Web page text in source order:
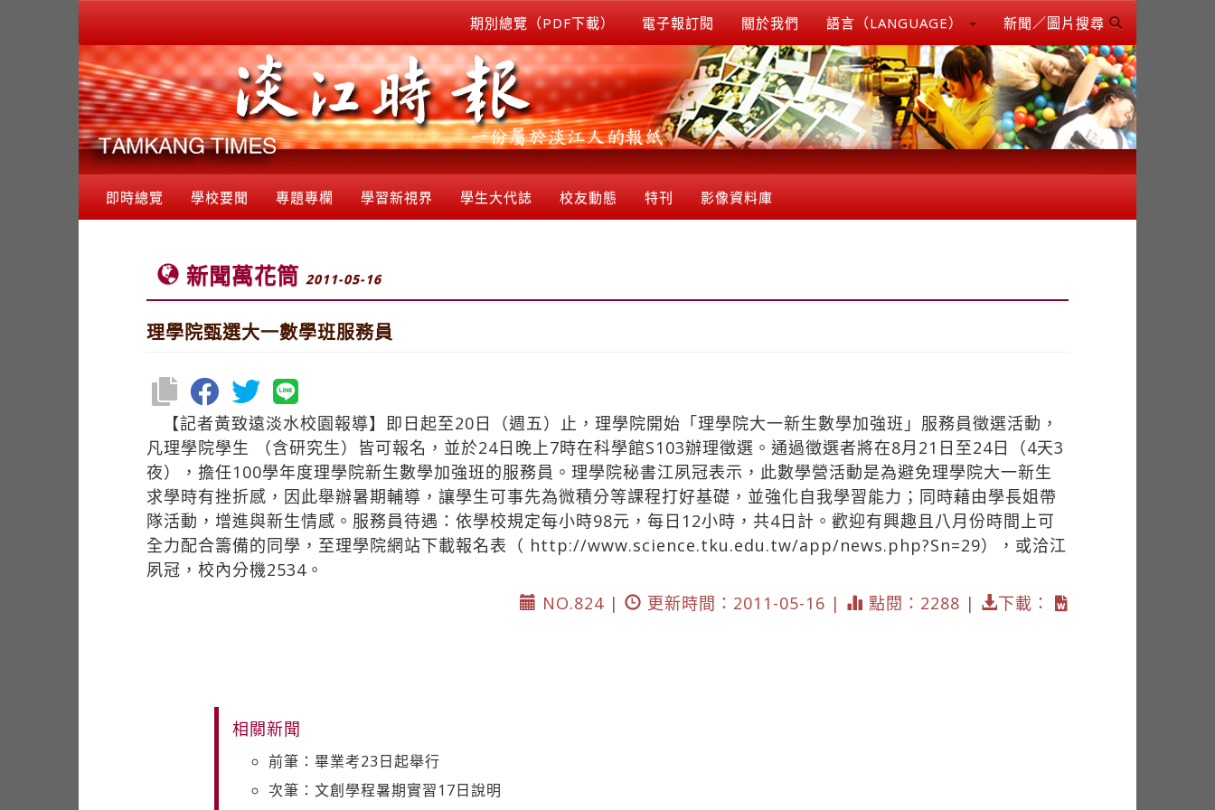
期別總覽（PDF下載） 電子報訂閱 關於我們 語言（LANGUAGE） 新聞／圖片搜尋
即時總覽 學校要聞 專題專欄 學習新視界 學生大代誌 校友動態 特刊 影像資料庫
新聞萬花筒 2011-05-16
理學院甄選大一數學班服務員
【記者黃致遠淡水校園報導】即日起至20日（週五）止，理學院開始「理學院大一新生數學加強班」服務員徵選活動，
凡理學院學生 （含研究生）皆可報名，並於24日晚上7時在科學館S103辦理徵選。通過徵選者將在8月21日至24日（4天3
夜），擔任100學年度理學院新生數學加強班的服務員。理學院秘書江夙冠表示，此數學營活動是為避免理學院大一新生
求學時有挫折感，因此舉辦暑期輔導，讓學生可事先為微積分等課程打好基礎，並強化自我學習能力；同時藉由學長姐帶
隊活動，增進與新生情感。服務員待遇：依學校規定每小時98元，每日12小時，共4日計。歡迎有興趣且八月份時間上可
全力配合籌備的同學，至理學院網站下載報名表（ http://www.science.tku.edu.tw/app/news.php?Sn=29），或洽江
夙冠，校內分機2534。
NO.824 |
更新時間：2011-05-16 | 點閱：2288 | 下載：
相關新聞
前筆：畢業考23日起舉行
次筆：文創學程暑期實習17日說明